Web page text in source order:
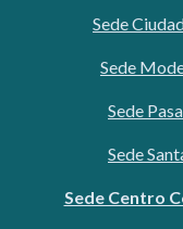
Sede
Sede
Sede
Sede
Sede Centro